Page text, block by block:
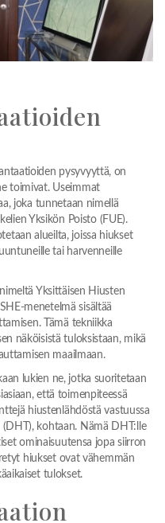
pysyvyyttä, on
toimivat. Useimmat
joka tunnetaan nimellä
Yksikön Poisto (FUE).
alueilta, joissa hiukset
tai harvenneille
Yksittäisen Hiusten
menetelmä sisältää
Tämä tekniikka
näköisistä tuloksistaan, mikä
maailmaan.
lukien ne, jotka suoritetaan
että toimenpiteessä
hiustenlähdöstä vastuussa
kohtaan. Nämä DHT:lle
ominaisuutensa jopa siirron
hiukset ovat vähemmän
tulokset.